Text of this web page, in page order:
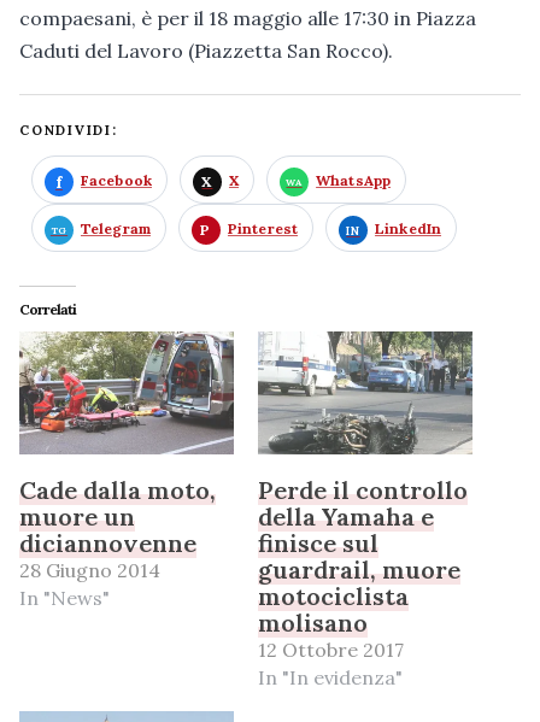
compaesani, è per il 18 maggio alle 17:30 in Piazza
Caduti del Lavoro (Piazzetta San Rocco).
CONDIVIDI:
Facebook X WhatsApp
Telegram Pinterest LinkedIn
Correlati
Cade dalla moto,
muore un
diciannovenne
28 Giugno 2014
In "News"
Perde il controllo
della Yamaha e
finisce sul
guardrail, muore
motociclista
molisano
12 Ottobre 2017
In "In evidenza"